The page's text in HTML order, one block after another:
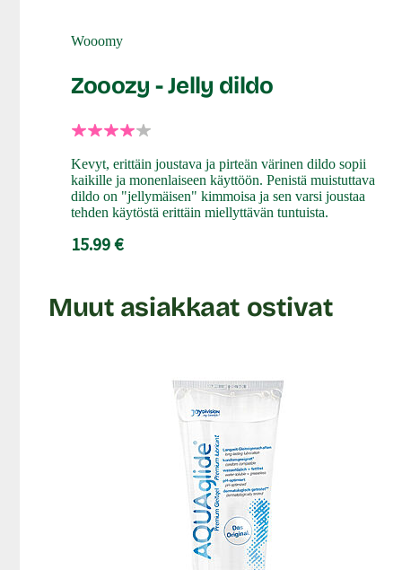
Wooomy
Zooozy - Jelly dildo
Kevyt, erittäin joustava ja pirteän värinen dildo sopii
kaikille ja monenlaiseen käyttöön. Penistä muistuttava
dildo on "jellymäisen" kimmoisa ja sen varsi joustaa
tehden käytöstä erittäin miellyttävän tuntuista.
15.99 €
Muut asiakkaat ostivat